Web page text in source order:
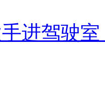
进驾驶